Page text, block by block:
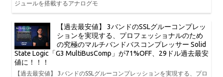
ジュールを搭載するアナログモ
【過去最安値】 3バンドのSSLグルーコンプレッ
ションを実現する、プロフェッショナルのため
の究極のマルチバンドバスコンプレッサー Solid
State Logic「G3 MultiBusComp」が71%OFF、29ドル過去最安
値に！！！
【過去最安値】 3バンドのSSLグルーコンプレッションを実現する、プロ